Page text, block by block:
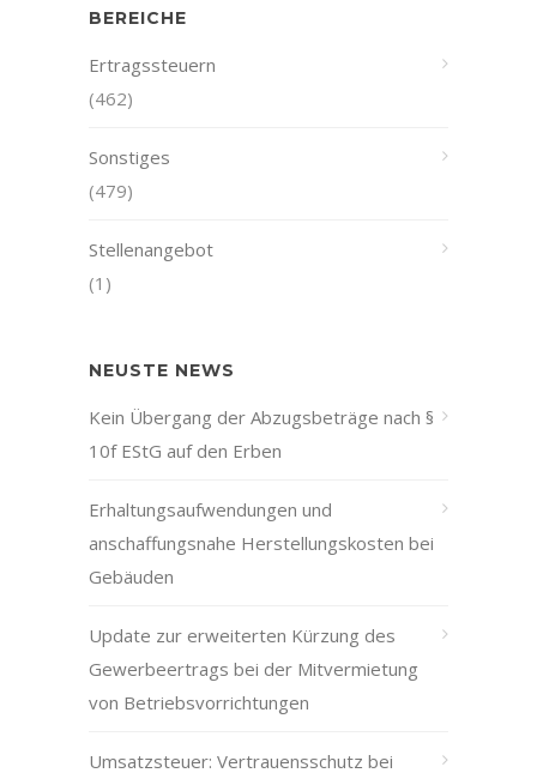
BEREICHE
Ertragssteuern
(462)
Sonstiges
(479)
Stellenangebot
(1)
NEUSTE NEWS
Kein Übergang der Abzugsbeträge nach §
10f EStG auf den Erben
Erhaltungsaufwendungen und
anschaffungsnahe Herstellungskosten bei
Gebäuden
Update zur erweiterten Kürzung des
Gewerbeertrags bei der Mitvermietung
von Betriebsvorrichtungen
Umsatzsteuer: Vertrauensschutz bei